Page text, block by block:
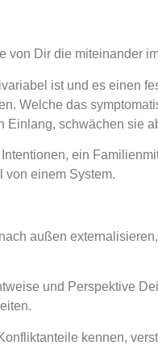
von Dir die miteinander
ist und es einen
Welche das
schwächen sie
ein
von einem System.
außen
und Perspektive
kennen,